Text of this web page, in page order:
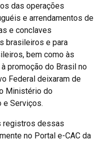
das operações
e arrendamentos de
e conclaves
brasileiros e para
bem como às
promoção do Brasil no
Federal deixaram de
Ministério do
e Serviços.
registros dessas
no Portal e-CAC da